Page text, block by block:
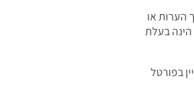
הערות או
בעלת
בפורטל